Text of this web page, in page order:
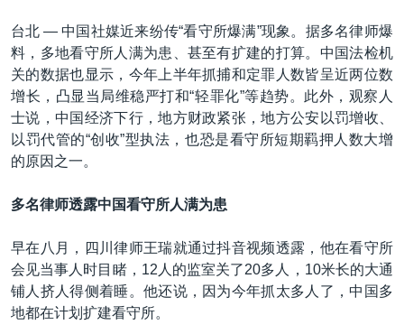
台海两岸关系
南中国海争端
关注西藏
关注新疆
其他语言网站
台北 — 中国社媒近来纷传“看守所爆满”现象。据多名律师爆
料，多地看守所人满为患、甚至有扩建的打算。中国法检机
关的数据也显示，今年上半年抓捕和定罪人数皆呈近两位数
增长，凸显当局维稳严打和“轻罪化”等趋势。此外，观察人
士说，中国经济下行，地方财政紧张，地方公安以罚增收、
以罚代管的“创收”型执法，也恐是看守所短期羁押人数大增
的原因之一。
多名律师透露中国看守所人满为患
早在八月，四川律师王瑞就通过抖音视频透露，他在看守所
会见当事人时目睹，12人的监室关了20多人，10米长的大通
铺人挤人得侧着睡。他还说，因为今年抓太多人了，中国多
地都在计划扩建看守所。